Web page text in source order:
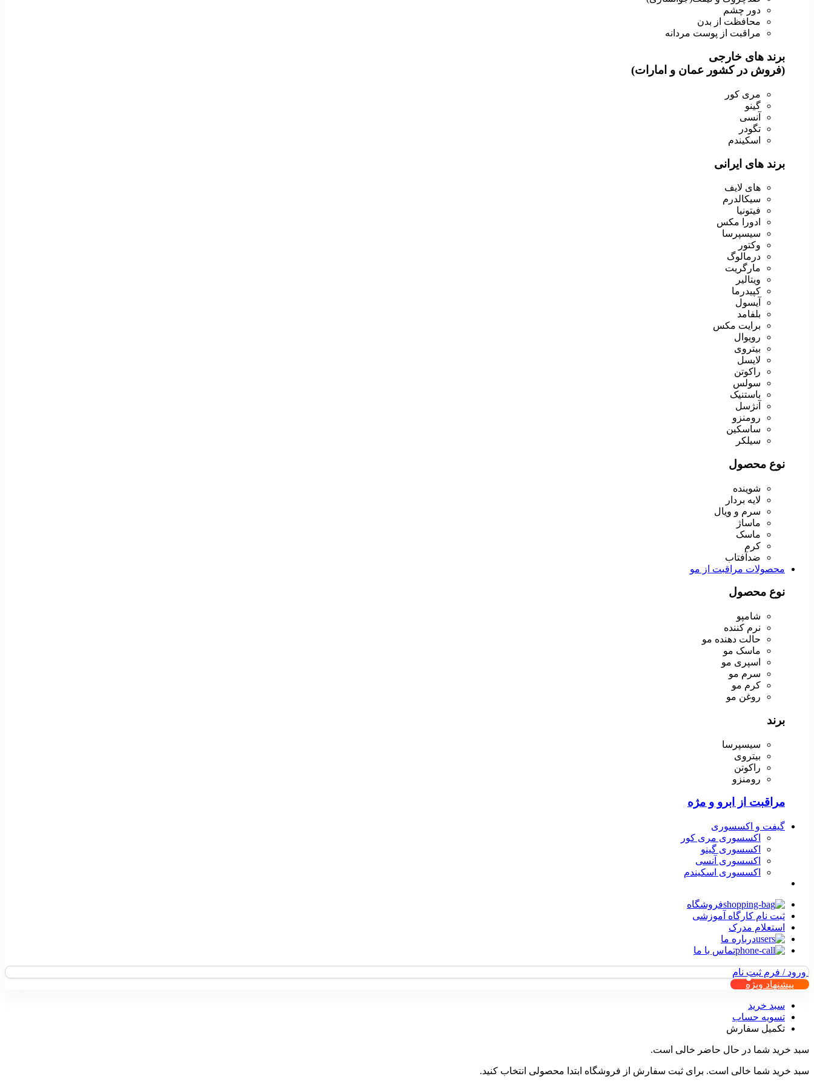
دور چشم
محافظت از بدن
مراقبت از پوست مردانه
برند های خارجی
(فروش در کشور عمان و امارات)
مری کور
گینو
آنسی
تگودر
اسکیندم
برند های ایرانی
های لایف
سیکالدرم
فیتونیا
ادورا مکس
سیسپرسا
وکتور
درمالوگ
مارگریت
ویتالیر
کپیدرما
آیسول
بلفامد
برایت مکس
رویوال
بیتروی
لایسل
راکوتن
سولس
باستنیک
آنژسل
رومنزو
ساسکین
سیلکر
نوع محصول
شوینده
لایه بردار
سرم و ویال
ماساژ
ماسک
کرم
ضدآفتاب
محصولات مراقبت از مو
نوع محصول
شامپو
نرم کننده
حالت دهنده مو
ماسک مو
اسپری مو
سرم مو
کرم مو
روغن مو
برند
سیسپرسا
بیتروی
راکوتن
رومنزو
مراقبت از ابرو و مژه
گیفت و اکسسوری
اکسسوری مری کور
اکسسوری گینو
اکسسوری آنسی
اکسسوری اسکیندم
فروشگاه
ثبت نام کارگاه آموزشی
استعلام مدرک
درباره ما
تماس با ما
ورود / فرم ثبت نام
پیشنهاد ویژه
سبد خرید
تسویه حساب
تکمیل سفارش
سبد خرید شما در حال حاضر خالی است.
سبد خرید شما خالی است. برای ثبت سفارش از فروشگاه ابتدا محصولی انتخاب کنید.